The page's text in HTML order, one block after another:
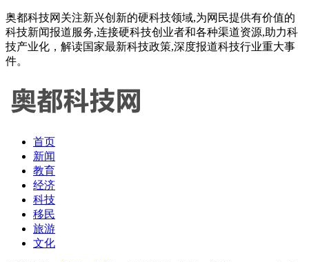
奥都科技网关注新兴创新的硬科技领域,为网民提供有价值的
科技新闻报道服务,连接硬科技创业者和各种渠道资源,助力科
技产业化，解读国家最新科技政策,深度报道科技行业重大事
件。
首页
新闻
教育
经济
科技
移民
旅游
文化